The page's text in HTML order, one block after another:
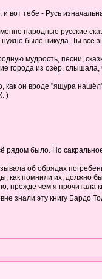
вот тебе - Русь
народные русские
было никуда. Ты
мудрость, песни,
города из озёр,
он вроде "ящура
)
рядом было. Но
об обрядах
помнили их, должно
прежде чем я
знали эту книгу Бардо